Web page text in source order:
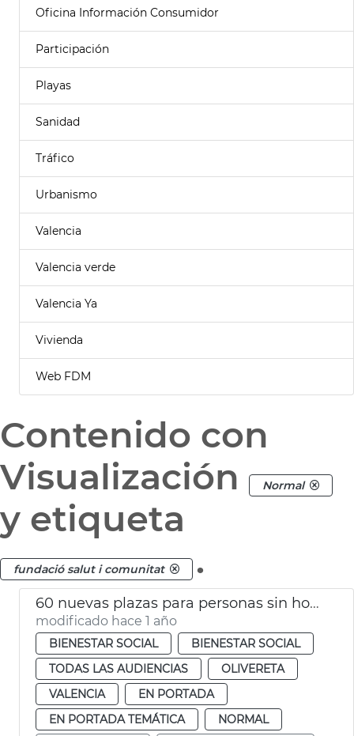
Oficina Información Consumidor
Participación
Playas
Sanidad
Tráfico
Urbanismo
Valencia
Valencia verde
Valencia Ya
Vivienda
Web FDM
Contenido con
Visualización
Normal
y etiqueta
fundació salut i comunitat .
60 nuevas plazas para personas sin hogar
modificado hace 1 año
BIENESTAR SOCIAL
BIENESTAR SOCIAL
TODAS LAS AUDIENCIAS
OLIVERETA
VALENCIA
EN PORTADA
EN PORTADA TEMÁTICA
NORMAL